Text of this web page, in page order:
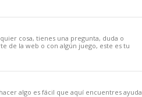
cosa, tienes una pregunta, duda o
de la web o con algún juego, este es tu
algo es fácil que aquí encuentres ayuda